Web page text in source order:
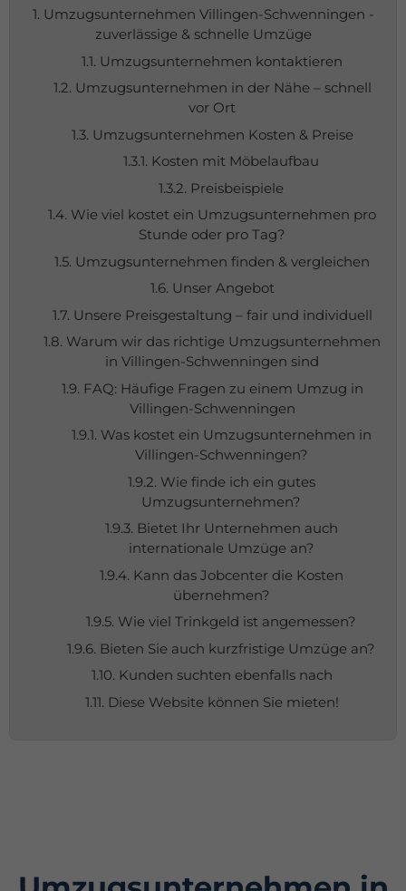
1. Umzugsunternehmen Villingen-Schwenningen -
zuverlässige & schnelle Umzüge
1.1. Umzugsunternehmen kontaktieren
1.2. Umzugsunternehmen in der Nähe – schnell
vor Ort
1.3. Umzugsunternehmen Kosten & Preise
1.3.1. Kosten mit Möbelaufbau
1.3.2. Preisbeispiele
1.4. Wie viel kostet ein Umzugsunternehmen pro
Stunde oder pro Tag?
1.5. Umzugsunternehmen finden & vergleichen
1.6. Unser Angebot
1.7. Unsere Preisgestaltung – fair und individuell
1.8. Warum wir das richtige Umzugsunternehmen
in Villingen-Schwenningen sind
1.9. FAQ: Häufige Fragen zu einem Umzug in
Villingen-Schwenningen
1.9.1. Was kostet ein Umzugsunternehmen in
Villingen-Schwenningen?
1.9.2. Wie finde ich ein gutes
Umzugsunternehmen?
1.9.3. Bietet Ihr Unternehmen auch
internationale Umzüge an?
1.9.4. Kann das Jobcenter die Kosten
übernehmen?
1.9.5. Wie viel Trinkgeld ist angemessen?
1.9.6. Bieten Sie auch kurzfristige Umzüge an?
1.10. Kunden suchten ebenfalls nach
1.11. Diese Website können Sie mieten!